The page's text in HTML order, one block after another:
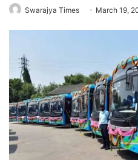
Swarajya Times March 19,